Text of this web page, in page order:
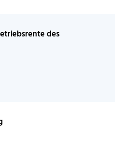
des